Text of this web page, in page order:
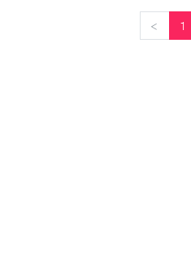
< 1